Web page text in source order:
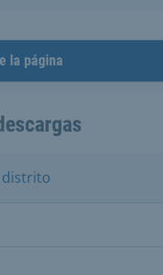
la página
distrito